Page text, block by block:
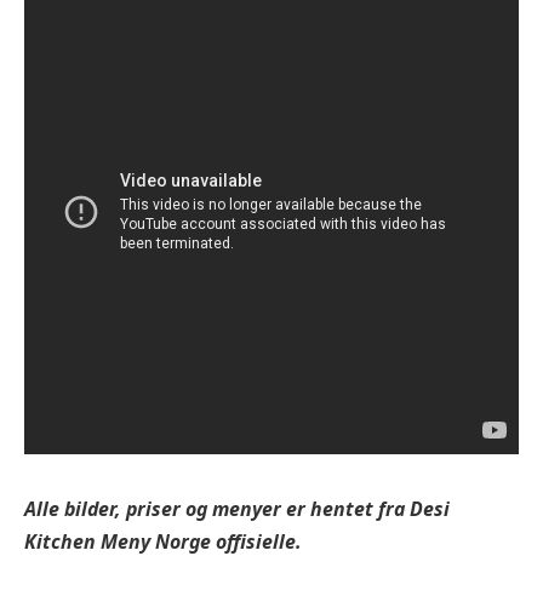
Alle bilder, priser og menyer er hentet fraDesi
Kitchen Meny Norge offisielle.